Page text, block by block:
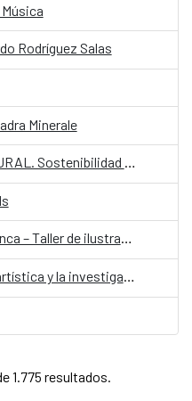
Rodríguez Salas
Minerale
Presentación libro ImaginaRURAL. Sostenibilidad Biocultural de los Territorios Rurales
Taller: De la montaña a la cuenca – Taller de ilustración con pigmentos minerales
“Luna 1939”: de la residencia artística y la investigación sobre la revista LUNA a los escenarios
1.775 resultados.